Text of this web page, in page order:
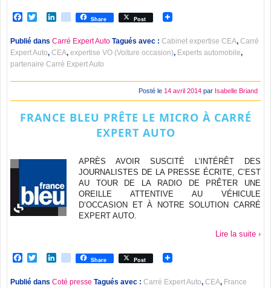
Facebook
TwitterLinkedIn
viadeoShare Post
Publié dans Carré Expert Auto Tagués avec : Cabinet expertise CEA, Carré
Expert Auto, CEA, expertise VO (Voiture occasion), Experts automobile,
partenaire Carré Expert Auto
Posté le 14 avril 2014 par Isabelle Briand
FRANCE BLEU PRÊTE LE MICRO À CARRÉ
EXPERT AUTO
APRÈS AVOIR SUSCITÉ L’INTÉRÊT DES
JOURNALISTES DE LA PRESSE ÉCRITE, C’EST
AU TOUR DE LA RADIO DE PRÊTER UNE
OREILLE ATTENTIVE AU VÉHICULE
D’OCCASION ET À NOTRE SOLUTION CARRÉ
EXPERT AUTO.
Lire la suite ›
Facebook
TwitterLinkedIn
viadeoShare Post
Publié dans Coté presse Tagués avec : Carré Expert Auto, CEA, France